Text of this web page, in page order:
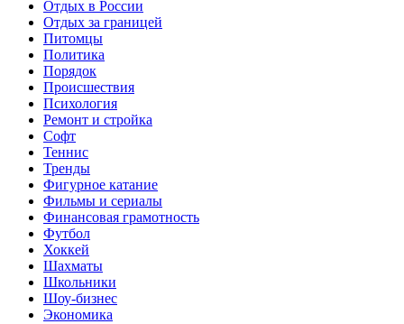
Отдых в России
Отдых за границей
Питомцы
Политика
Порядок
Происшествия
Психология
Ремонт и стройка
Софт
Теннис
Тренды
Фигурное катание
Фильмы и сериалы
Финансовая грамотность
Футбол
Хоккей
Шахматы
Школьники
Шоу-бизнес
Экономика